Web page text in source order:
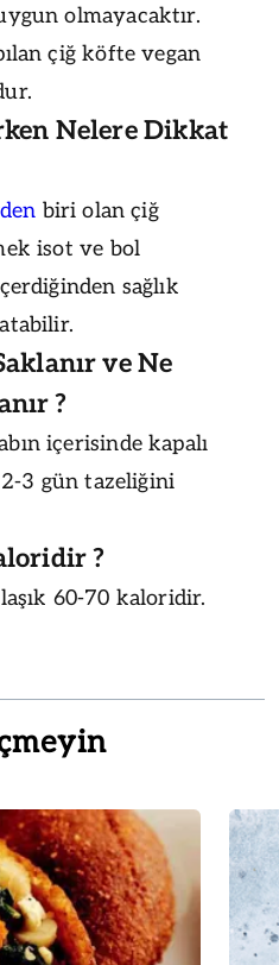
olmayacaktır.
çiğ köfte vegan
Nelere Dikkat
biri olan çiğ
isot ve bol
sağlık
ve Ne
?
içerisinde kapalı
3 gün tazeliğini
?
60-70 kaloridir.